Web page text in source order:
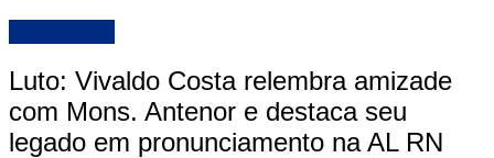
Luto: Vivaldo Costa relembra amizade
com Mons. Antenor e destaca seu
legado em pronunciamento na AL RN